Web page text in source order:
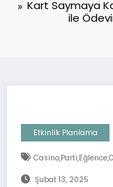
Kart Saymaya
ile
Etkinlik Planlama
Şubat 13, 2025